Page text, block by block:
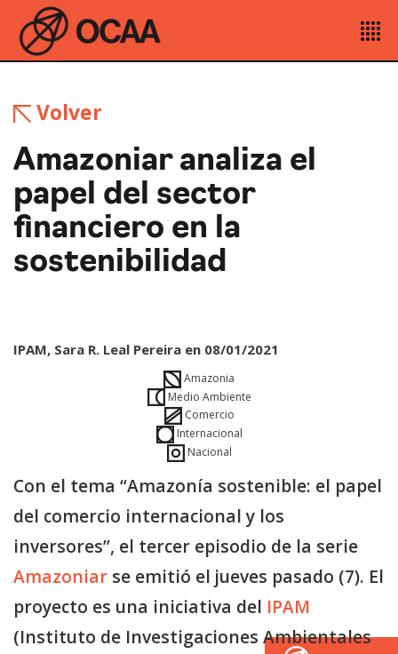
Volver
Amazoniar analiza el
papel del sector
financiero en la
sostenibilidad
IPAM, Sara R. Leal Pereira en 08/01/2021
Amazonia
Medio Ambiente
Comercio
Internacional
Nacional
Con el tema “Amazonía sostenible: el papel
del comercio internacional y los
inversores”, el tercer episodio de la serie
Amazoniar se emitió el jueves pasado (7). El
proyecto es una iniciativa del IPAM
(Instituto de Investigaciones Ambientales